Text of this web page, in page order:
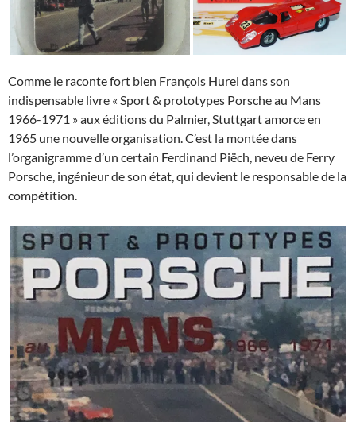
Comme le raconte fort bien François Hurel dans son
indispensable livre « Sport & prototypes Porsche au Mans
1966-1971 » aux éditions du Palmier, Stuttgart amorce en
1965 une nouvelle organisation. C’est la montée dans
l’organigramme d’un certain Ferdinand Piëch, neveu de Ferry
Porsche, ingénieur de son état, qui devient le responsable de la
compétition.